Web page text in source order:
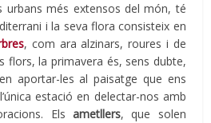
urbans més extensos del món, té
i la seva flora consisteix en
, com ara alzinars, roures i de
flors, la primavera és, sens dubte,
aportar-les al paisatge que ens
estació en delectar-nos amb
Els ametllers, que solen